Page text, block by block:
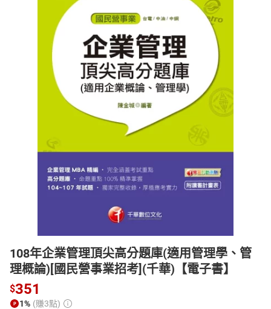
居家生活 3C家電 運動休閒 親子玩具
男裝 化妝保養
日本購物
HOT
108年企業管理頂尖高分題庫(適用管理學、管
理概論)[國民營事業招考](千華)【電子書】
$351
1% (賺3點)